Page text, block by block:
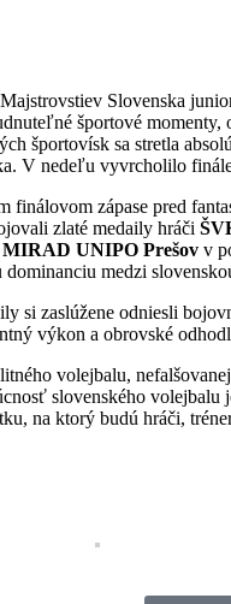
Slovenska
športové momenty,
športovísk sa stretla
V nedeľu vyvrcholilo
finálovom zápase pred
zlaté medaily hráči
UNIPO Prešovv
medzi
si zaslúžene odniesli
výkon a obrovské
volejbalu,
slovenského
na ktorý budú hráči,